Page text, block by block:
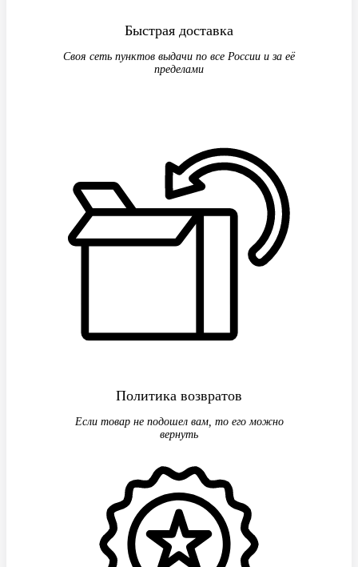
Быстрая доставка
Своя сеть пунктов выдачи по все России и за её
пределами
Политика возвратов
Если товар не подошел вам, то его можно
вернуть